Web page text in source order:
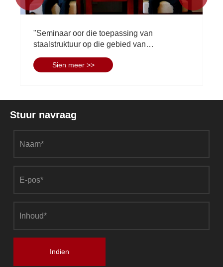
"Seminaar oor die toepassing van
staalstruktuur op die gebied van
staalstruktuur
Sien meer >>
Stuur navraag
Indien